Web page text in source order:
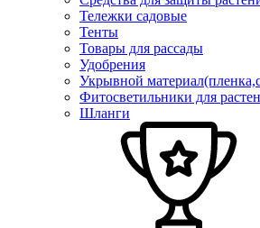
Тележки садовые
Тенты
Товары для рассады
Удобрения
Укрывной
Фитосветильники для
Шланги